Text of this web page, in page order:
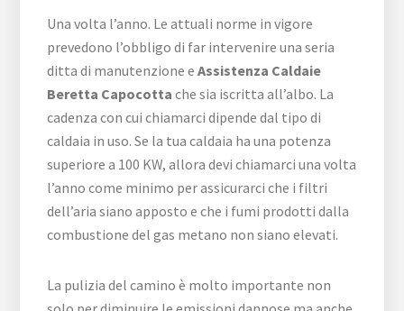
Una volta l’anno. Le attuali norme in vigore
prevedono l’obbligo di far intervenire una seria
ditta di manutenzione eAssistenza Caldaie
Beretta Capocotta che sia iscritta all’albo. La
cadenza con cui chiamarci dipende dal tipo di
caldaia in uso. Se la tua caldaia ha una potenza
superiore a 100 KW, allora devi chiamarci una volta
l’anno come minimo per assicurarci che i filtri
dell’aria siano apposto e che i fumi prodotti dalla
combustione del gas metano non siano elevati.
La pulizia del camino è molto importante non